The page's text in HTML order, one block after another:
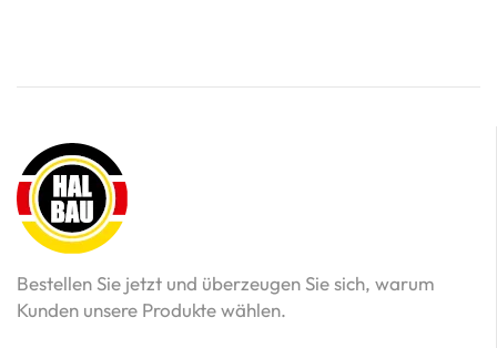
Bestellen Sie jetzt und überzeugen Sie sich, warum
Kunden unsere Produkte wählen.